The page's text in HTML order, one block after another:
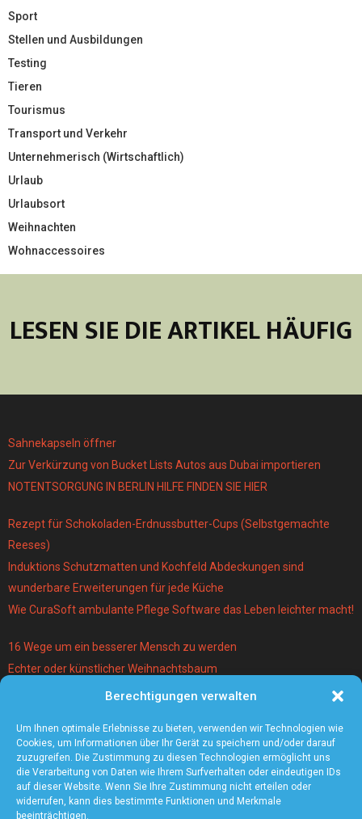
Berechtigungen verwalten
Um Ihnen optimale Erlebnisse zu bieten, verwenden wir Technologien wie
Cookies, um Informationen über Ihr Gerät zu speichern und/oder darauf
zuzugreifen. Die Zustimmung zu diesen Technologien ermöglicht uns
die Verarbeitung von Daten wie Ihrem Surfverhalten oder eindeutigen IDs
auf dieser Website. Wenn Sie Ihre Zustimmung nicht erteilen oder
widerrufen, kann dies bestimmte Funktionen und Merkmale
beeinträchtigen.
Sport
Stellen und Ausbildungen
Testing
Tieren
Tourismus
Transport und Verkehr
Unternehmerisch (Wirtschaftlich)
Urlaub
Urlaubsort
Weihnachten
Wohnaccessoires
LESEN SIE DIE ARTIKEL HÄUFIG
Sahnekapseln öffner
Zur Verkürzung von Bucket Lists Autos aus Dubai importieren
NOTENTSORGUNG IN BERLIN HILFE FINDEN SIE HIER
Rezept für Schokoladen-Erdnussbutter-Cups (Selbstgemachte
Reeses)
Induktions Schutzmatten und Kochfeld Abdeckungen sind
wunderbare Erweiterungen für jede Küche
Wie CuraSoft ambulante Pflege Software das Leben leichter macht!
16 Wege um ein besserer Mensch zu werden
Echter oder künstlicher Weihnachtsbaum
Warum lohnt es sich einen Magier und Mentalist zu buchen?
Die 5 angesagtesten Schmuck-Trends 2021